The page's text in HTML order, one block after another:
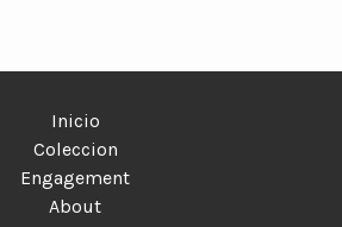
Inicio
Coleccion
Engagement
About